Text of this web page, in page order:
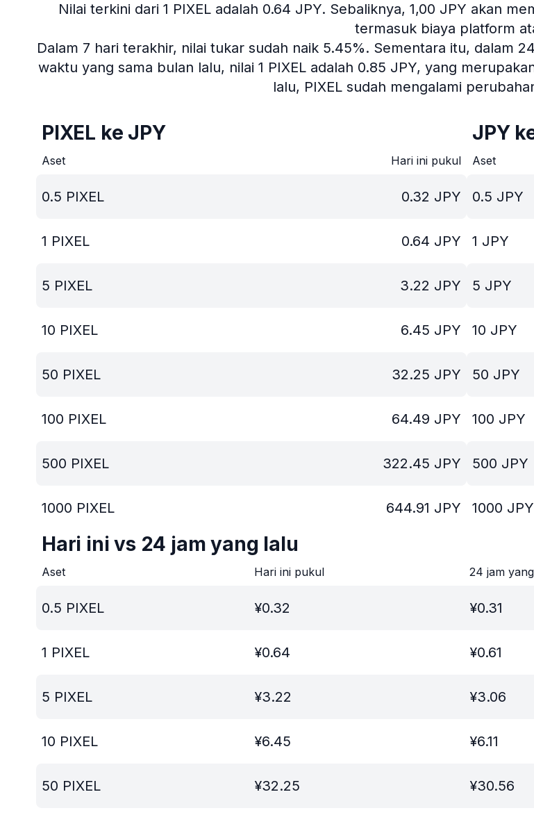
Nilai terkini dari 1 PIXEL adalah 0.64 JPY. Sebaliknya, 1,00 JPY akan
termasuk biaya platform
Dalam 7 hari terakhir, nilai tukar sudah naik 5.45%. Sementara itu, dalam
waktu yang sama bulan lalu, nilai 1 PIXEL adalah 0.85 JPY, yang
lalu, PIXEL sudah mengalami
PIXEL ke JPY
Aset Hari ini pukul
0.5 PIXEL 0.32 JPY
1 PIXEL 0.64 JPY
5 PIXEL 3.22 JPY
10 PIXEL 6.45 JPY
50 PIXEL 32.25 JPY
100 PIXEL 64.49 JPY
500 PIXEL 322.45 JPY
1000 PIXEL 644.91 JPY
JPY
Aset
0.5 JPY
1 JPY
5 JPY
10 JPY
50 JPY
100 JPY
500 JPY
1000 JPY
Hari ini vs 24 jam yang lalu
Aset Hari ini pukul 24 jam
0.5 PIXEL ¥0.32 ¥0.31
1 PIXEL ¥0.64 ¥0.61
5 PIXEL ¥3.22 ¥3.06
10 PIXEL ¥6.45 ¥6.11
50 PIXEL ¥32.25 ¥30.56